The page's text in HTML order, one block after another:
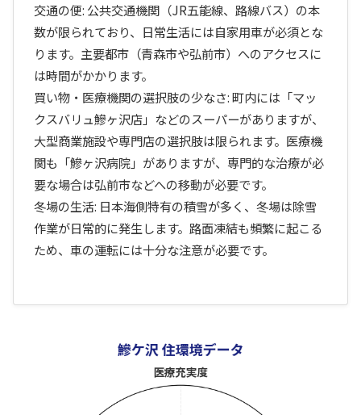
交通の便: 公共交通機関（JR五能線、路線バス）の本
数が限られており、日常生活には自家用車が必須とな
ります。主要都市（青森市や弘前市）へのアクセスに
は時間がかかります。
買い物・医療機関の選択肢の少なさ: 町内には「マッ
クスバリュ鰺ヶ沢店」などのスーパーがありますが、
大型商業施設や専門店の選択肢は限られます。医療機
関も「鰺ヶ沢病院」がありますが、専門的な治療が必
要な場合は弘前市などへの移動が必要です。
冬場の生活: 日本海側特有の積雪が多く、冬場は除雪
作業が日常的に発生します。路面凍結も頻繁に起こる
ため、車の運転には十分な注意が必要です。